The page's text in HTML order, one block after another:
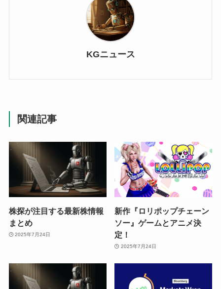
KGニュース
関連記事
株探が注目する最新株情報
まとめ
2025年7月24日
新作『ロリポップチェーン
ソー』ゲームとアニメ決
定！
2025年7月24日